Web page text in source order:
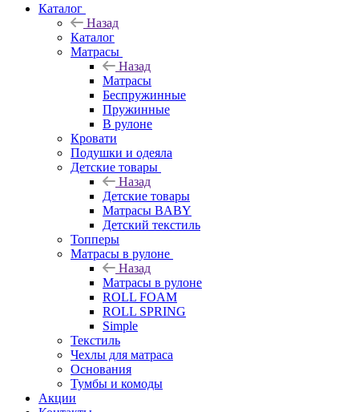
Каталог
Назад
Каталог
Матрасы
Назад
Матрасы
Беспружинные
Пружинные
В рулоне
Кровати
Подушки и одеяла
Детские товары
Назад
Детские товары
Матрасы BABY
Детский текстиль
Топперы
Матрасы в рулоне
Назад
Матрасы в рулоне
ROLL FOAM
ROLL SPRING
Simple
Текстиль
Чехлы для матраса
Основания
Тумбы и комоды
Акции